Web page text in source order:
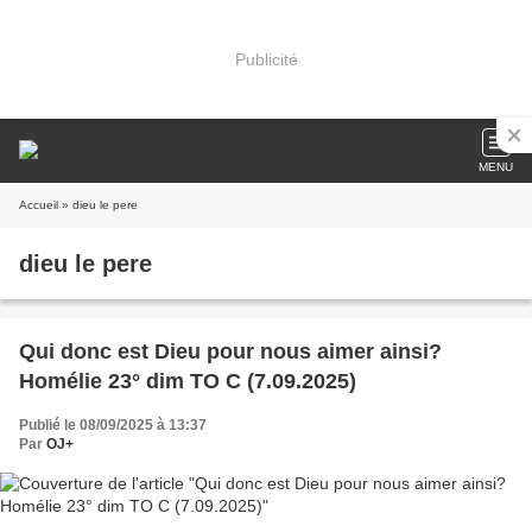
Publicité
MENU
Accueil » dieu le pere
dieu le pere
Qui donc est Dieu pour nous aimer ainsi?
Homélie 23° dim TO C (7.09.2025)
Publié le 08/09/2025 à 13:37
Par OJ+